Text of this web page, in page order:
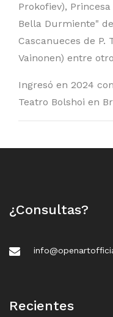
Prokofiev),
Bella Durmiente"
Cascanueces de P.
Vainonen) entre
Ingresó en 2024
Teatro Bolshoi en
¿Consultas?
Recientes